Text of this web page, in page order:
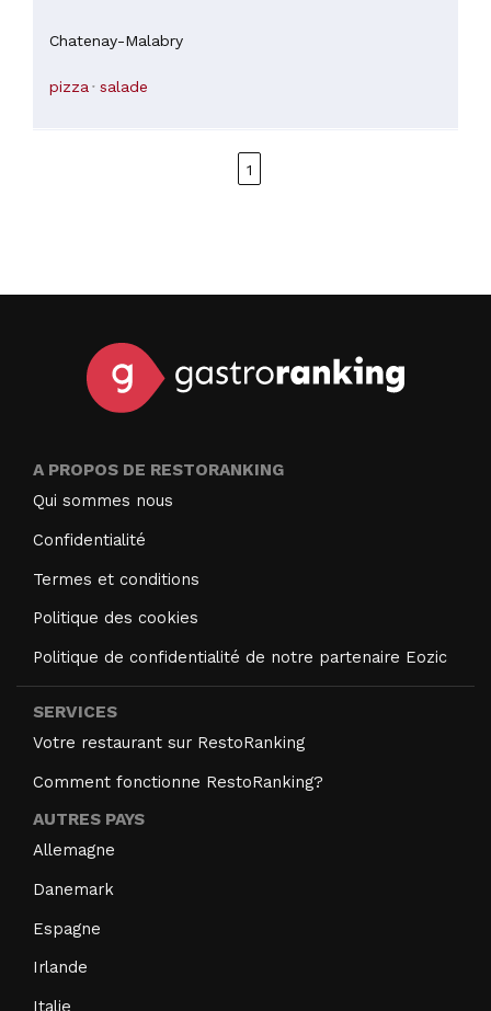
Chatenay-Malabry
pizza salade
1
A PROPOS DE RESTORANKING
Qui sommes nous
Confidentialité
Termes et conditions
Politique des cookies
Politique de confidentialité de notre partenaire Eozic
SERVICES
Votre restaurant sur RestoRanking
Comment fonctionne RestoRanking?
AUTRES PAYS
Allemagne
Danemark
Espagne
Irlande
Italie